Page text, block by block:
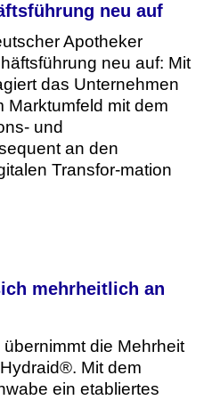
neu auf
Apotheker
neu auf: Mit
das Unternehmen
Marktumfeld mit dem
und
an den
Transfor-mation
mehrheitlich an
die Mehrheit
Mit dem
ein etabliertes